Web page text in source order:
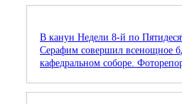
В канун Недели 8-й по
Серафим совершил всенощное
кафедральном соборе.